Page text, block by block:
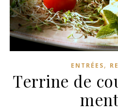
ENTRÉES,
Terrine de